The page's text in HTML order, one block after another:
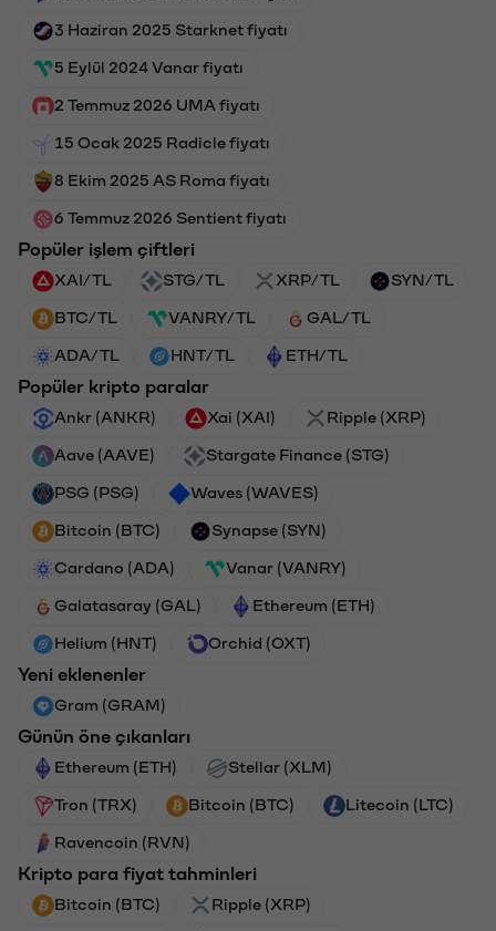
3 Haziran 2025 Starknet fiyatı
5 Eylül 2024 Vanar fiyatı
2 Temmuz 2026 UMA fiyatı
15 Ocak 2025 Radicle fiyatı
8 Ekim 2025 AS Roma fiyatı
6 Temmuz 2026 Sentient fiyatı
Popüler işlem çiftleri
XAI/TL STG/TL XRP/TL SYN/TL
BTC/TL VANRY/TL GAL/TL
ADA/TL HNT/TL ETH/TL
Popüler kripto paralar
Ankr (ANKR) Xai (XAI) Ripple (XRP)
Aave (AAVE) Stargate Finance (STG)
PSG (PSG) Waves (WAVES)
Bitcoin (BTC) Synapse (SYN)
Cardano (ADA) Vanar (VANRY)
Galatasaray (GAL) Ethereum (ETH)
Helium (HNT) Orchid (OXT)
Yeni eklenenler
Gram (GRAM)
Günün öne çıkanları
Ethereum (ETH) Stellar (XLM)
Tron (TRX) Bitcoin (BTC) Litecoin (LTC)
Ravencoin (RVN)
Kripto para fiyat tahminleri
Bitcoin (BTC) Ripple (XRP)